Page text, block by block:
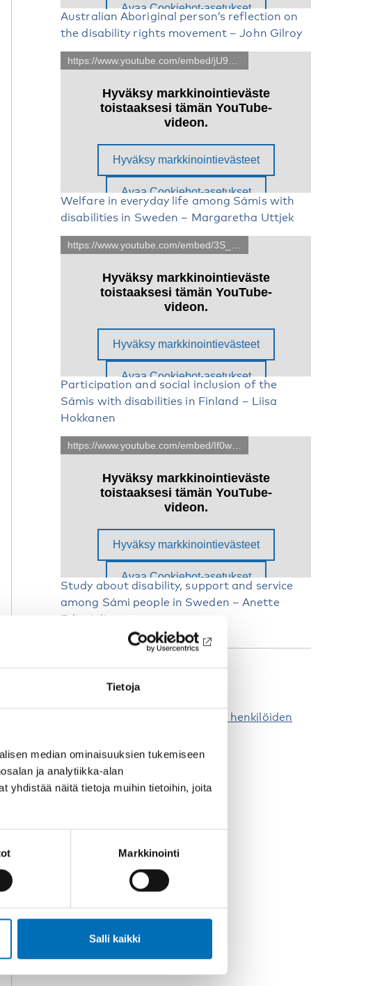
Tietoja
median ominaisuuksien tukemiseen
ja analytiikka-alan
yhdistää näitä tietoja muihin tietoihin, joita
Markkinointi
Salli kaikki
Australian Aboriginal person’s reflection on
the disability rights movement – John Gilroy
Welfare in everyday life among Sámis with
disabilities in Sweden – Margaretha Uttjek
Participation and social inclusion of the
Sámis with disabilities in Finland – Liisa
Hokkanen
Study about disability, support and service
among Sámi people in Sweden – Anette
Edin-Liljegren
YK:n yleissopimus vammaisten henkilöiden